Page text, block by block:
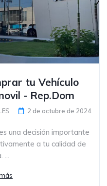
tu Vehículo
- Rep.Dom
2 de octubre de 2024
una decisión importante
a tu calidad de
...